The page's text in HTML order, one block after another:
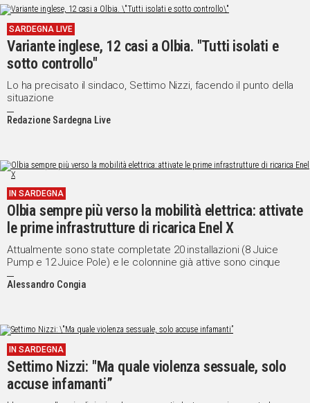
SARDEGNA LIVE
Variante inglese, 12 casi a Olbia. "Tutti isolati e
sotto controllo"
Lo ha precisato il sindaco, Settimo Nizzi, facendo il punto della
situazione
Redazione Sardegna Live
IN SARDEGNA
Olbia sempre più verso la mobilità elettrica: attivate
le prime infrastrutture di ricarica Enel X
Attualmente sono state completate 20 installazioni (8 Juice
Pump e 12 Juice Pole) e le colonnine già attive sono cinque
Alessandro Congia
IN SARDEGNA
Settimo Nizzi: "Ma quale violenza sessuale, solo
accuse infamanti”